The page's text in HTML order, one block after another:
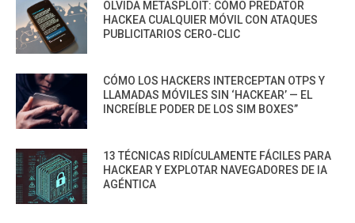
OLVIDA METASPLOIT: CÓMO PREDATOR
HACKEA CUALQUIER MÓVIL CON ATAQUES
PUBLICITARIOS CERO-CLIC
CÓMO LOS HACKERS INTERCEPTAN OTPS Y
LLAMADAS MÓVILES SIN ‘HACKEAR’ — EL
INCREÍBLE PODER DE LOS SIM BOXES”
13 TÉCNICAS RIDÍCULAMENTE FÁCILES PARA
HACKEAR Y EXPLOTAR NAVEGADORES DE IA
AGÉNTICA